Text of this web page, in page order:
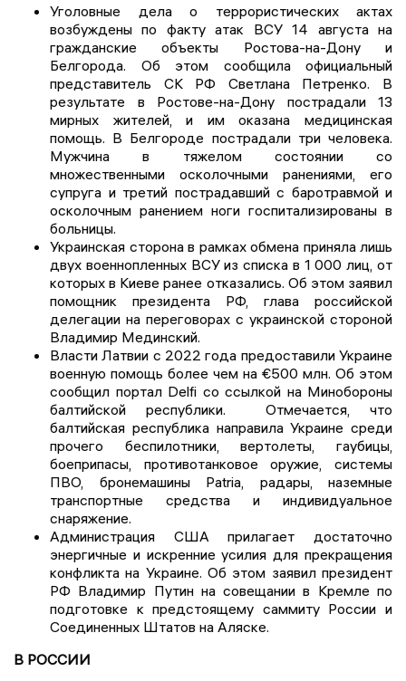
Уголовные дела о террористических актах
возбуждены по факту атак ВСУ 14 августа на
гражданские объекты Ростова-на-Дону и
Белгорода. Об этом сообщила официальный
представитель СК РФ Светлана Петренко. В
результате в Ростове-на-Дону пострадали 13
мирных жителей, и им оказана медицинская
помощь. В Белгороде пострадали три человека.
Мужчина в тяжелом состоянии со
множественными осколочными ранениями, его
супруга и третий пострадавший с баротравмой и
осколочным ранением ноги госпитализированы в
больницы.
Украинская сторона в рамках обмена приняла лишь
двух военнопленных ВСУ из списка в 1 000 лиц, от
которых в Киеве ранее отказались. Об этом заявил
помощник президента РФ, глава российской
делегации на переговорах с украинской стороной
Владимир Мединский.
Власти Латвии с 2022 года предоставили Украине
военную помощь более чем на €500 млн. Об этом
сообщил портал Delfi со ссылкой на Минобороны
балтийской республики. Отмечается, что
балтийская республика направила Украине среди
прочего беспилотники, вертолеты, гаубицы,
боеприпасы, противотанковое оружие, системы
ПВО, бронемашины Patria, радары, наземные
транспортные средства и индивидуальное
снаряжение.
Администрация США прилагает достаточно
энергичные и искренние усилия для прекращения
конфликта на Украине. Об этом заявил президент
РФ Владимир Путин на совещании в Кремле по
подготовке к предстоящему саммиту России и
Соединенных Штатов на Аляске.
В РОССИИ